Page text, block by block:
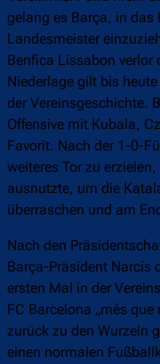
gelang es Barça, in das
Landesmeister
Benfica Lissabon
Niederlage gilt bis
der Vereinsgeschichte.
Offensive mit Kubala,
Favorit. Nach der 1-0-
weiteres Tor zu
ausnutzte, um die
überraschen und am
Nach den
Barça-Präsident Narcís
ersten Mal in der
FC Barcelona „més
zurück zu den Wurzeln
einen normalen